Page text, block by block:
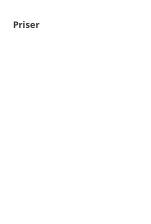
Priser